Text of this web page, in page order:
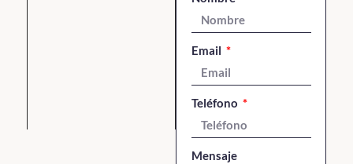
Email
Teléfono
Mensaje